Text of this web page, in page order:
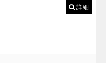
詳細